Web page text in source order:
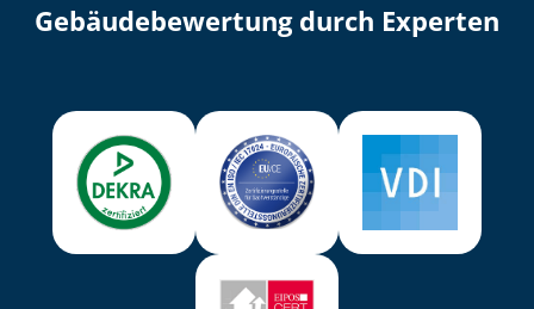
Ge­bäu­de­be­wer­tung durch Experten